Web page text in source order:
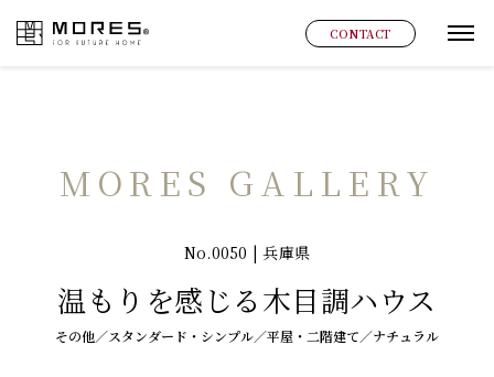
MORES CONTACT グ
MORES GALLERY
No.0050 | 兵庫県
温もりを感じる木目調ハウス
その他／スタンダード・シンプル／平屋・二階建て／ナチュラル